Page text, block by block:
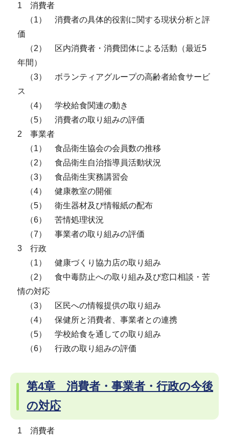
1 消費者
（1） 消費者の具体的役割に関する現状分析と評
価
（2） 区内消費者・消費団体による活動（最近5
年間）
（3） ボランティアグループの高齢者給食サービ
ス
（4） 学校給食関連の動き
（5） 消費者の取り組みの評価
2 事業者
（1） 食品衛生協会の会員数の推移
（2） 食品衛生自治指導員活動状況
（3） 食品衛生実務講習会
（4） 健康教室の開催
（5） 衛生器材及び情報紙の配布
（6） 苦情処理状況
（7） 事業者の取り組みの評価
3 行政
（1） 健康づくり協力店の取り組み
（2） 食中毒防止への取り組み及び窓口相談・苦
情の対応
（3） 区民への情報提供の取り組み
（4） 保健所と消費者、事業者との連携
（5） 学校給食を通しての取り組み
（6） 行政の取り組みの評価
第4章 消費者・事業者・行政の今後
の対応
1 消費者